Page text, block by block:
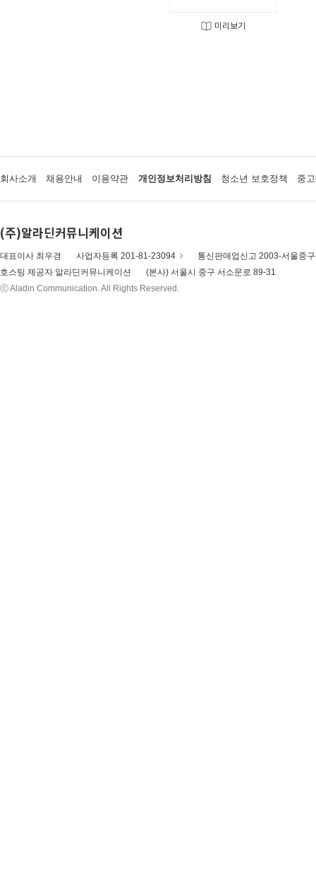
미리보기
회사소개 채용안내 이용약관 개인정보처리방침 청소년 보호정책 중
(주)알라딘커뮤니케이션
대표이사 최우경 사업자등록 201-81-23094
통신판매업신고 2003-서울중
호스팅 제공자 알라딘커뮤니케이션
(본사) 서울시 중구 서소문로 89-31
ⓒ Aladin Communication. All Rights Reserved.